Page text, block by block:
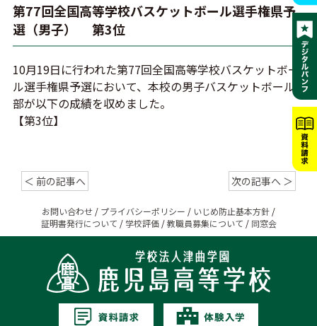
第77回全国高等学校バスケットボール選手権県予
選（男子） 第3位
10月19日に行われた第77回全国高等学校バスケットボー
ル選手権県予選において、本校の男子バスケットボール
部が以下の成績を収めました。
【第3位】
＜ 前の記事へ 次の記事へ ＞
お問い合わせ / プライバシーポリシー / いじめ防止基本方針 /
証明書発行について / 学校評価/教職員募集について / 同窓会